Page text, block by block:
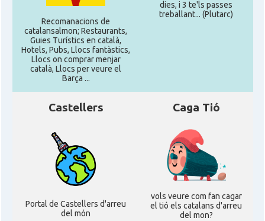
Recomanacions de
catalansalmon; Restaurants,
Guies Turístics en català,
Hotels, Pubs, Llocs fantàstics,
Llocs on comprar menjar
català, Llocs per veure el
Barça ...
dies, i 3 te'ls passes
treballant... (Plutarc)
Castellers
Portal de Castellers d'arreu
del món
Caga Tió
vols veure com fan cagar
el tió els catalans d'arreu
del mon?